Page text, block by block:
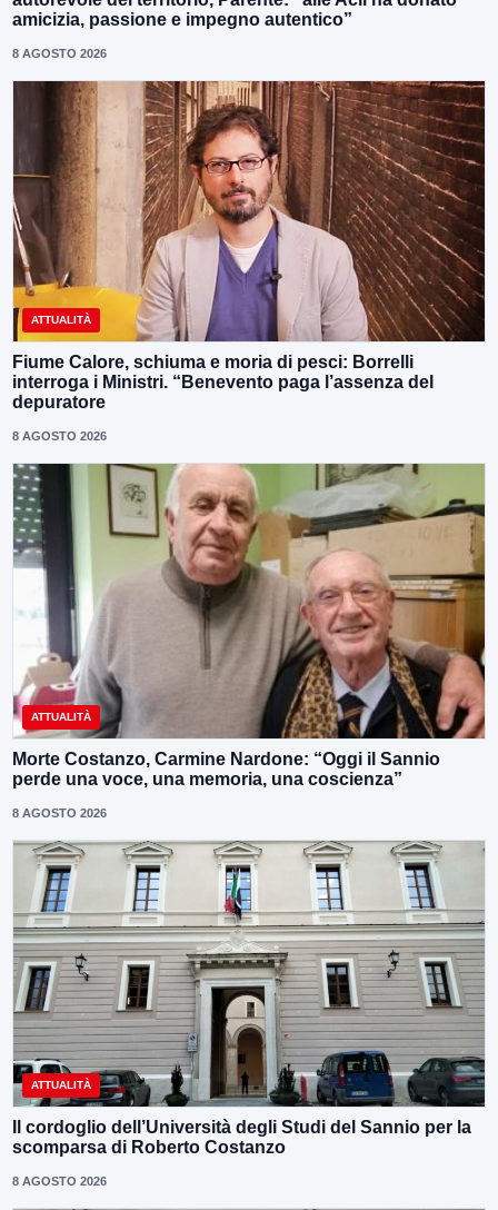
amicizia, passione e impegno autentico”
8 AGOSTO 2026
ATTUALITÀ
Fiume Calore, schiuma e moria di pesci: Borrelli
interroga i Ministri. “Benevento paga l’assenza del
depuratore
8 AGOSTO 2026
ATTUALITÀ
Morte Costanzo, Carmine Nardone: “Oggi il Sannio
perde una voce, una memoria, una coscienza”
8 AGOSTO 2026
ATTUALITÀ
Il cordoglio dell’Università degli Studi del Sannio per la
scomparsa di Roberto Costanzo
8 AGOSTO 2026